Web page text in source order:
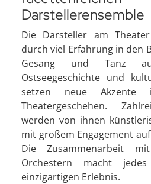
Darstellerensemble
Die Darsteller am
durch viel Erfahrung in den
Gesang und Tanz
Ostseegeschichte und
setzen neue Akzente
Theatergeschehen.
werden von ihnen
mit großem Engagement
Die Zusammenarbeit
Orchestern macht
einzigartigen Erlebnis.